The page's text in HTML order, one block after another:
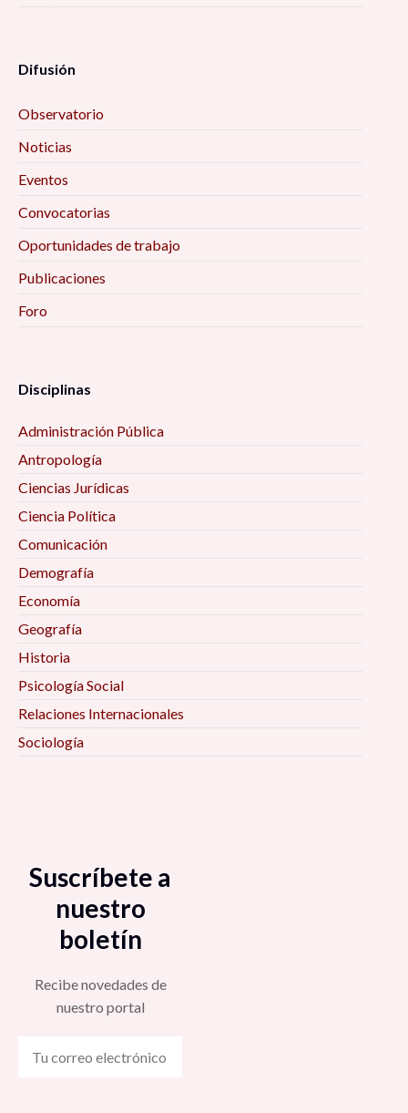
Difusión
Observatorio
Noticias
Eventos
Convocatorias
Oportunidades de trabajo
Publicaciones
Foro
Disciplinas
Administración Pública
Antropología
Ciencias Jurídicas
Ciencia Política
Comunicación
Demografía
Economía
Geografía
Historia
Psicología Social
Relaciones Internacionales
Sociología
Suscríbete a
nuestro
boletín
Recibe novedades de
nuestro portal